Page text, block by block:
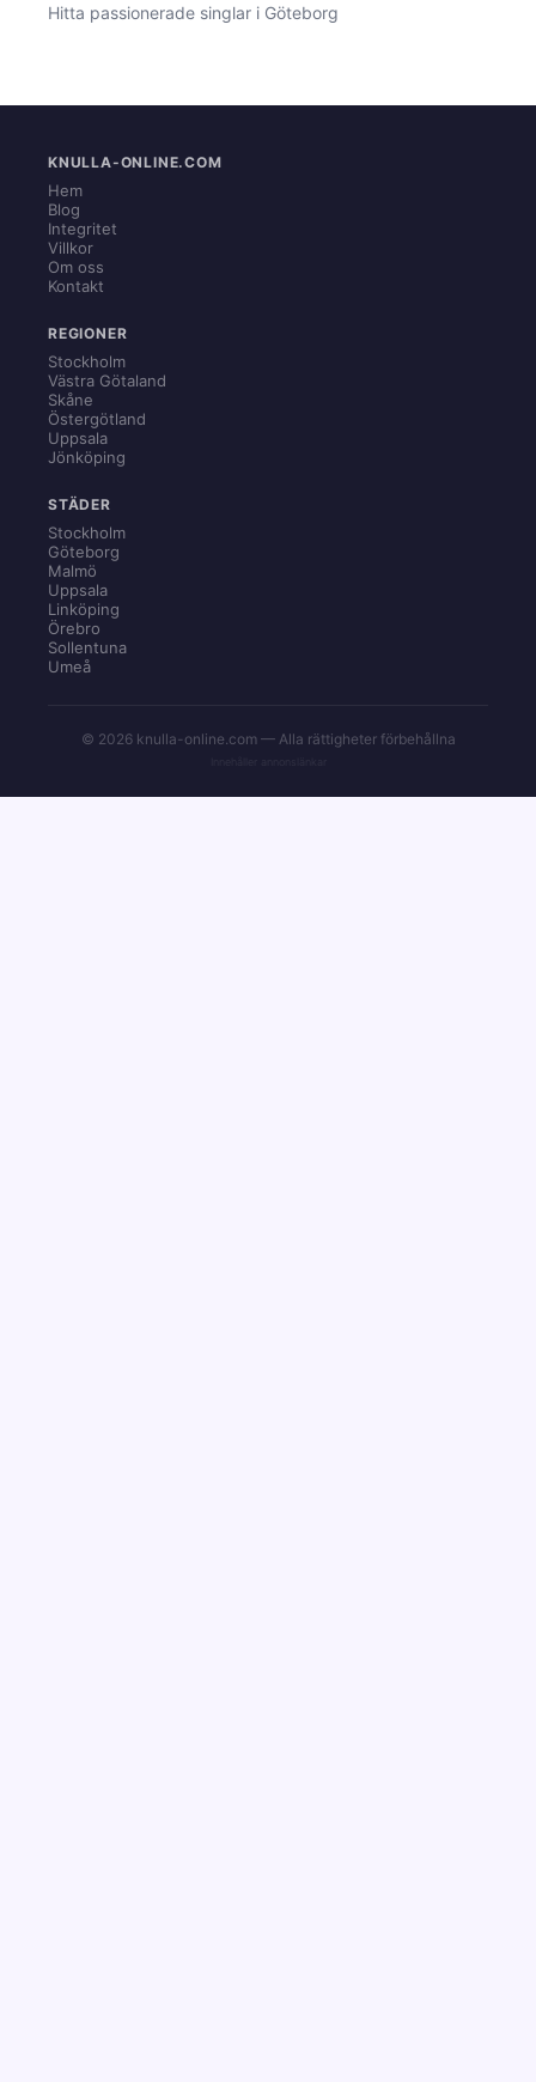
Hitta passionerade singlar i Göteborg
KNULLA-ONLINE.COM
Hem
Blog
Integritet
Villkor
Om oss
Kontakt
REGIONER
Stockholm
Västra Götaland
Skåne
Östergötland
Uppsala
Jönköping
STÄDER
Stockholm
Göteborg
Malmö
Uppsala
Linköping
Örebro
Sollentuna
Umeå
© 2026 knulla-online.com — Alla rättigheter förbehållna